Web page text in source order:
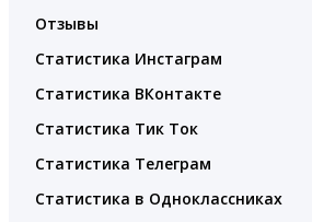
Отзывы
Статистика Инстаграм
Статистика ВКонтакте
Статистика Тик Ток
Статистика Телеграм
Статистика в Одноклассниках